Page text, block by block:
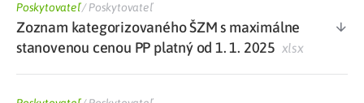
Poskytovateľ/Poskytovateľ
Zoznam kategorizovaného ŠZM s maximálne
stanovenou cenou PP platný od 1. 1. 2025 xlsx